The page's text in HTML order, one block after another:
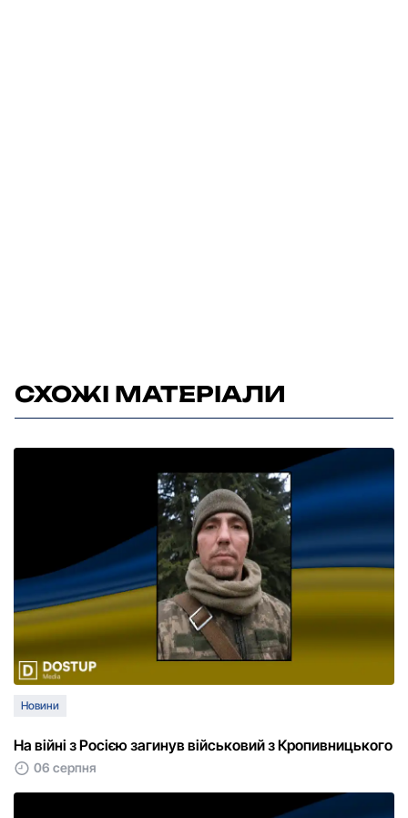
СХОЖІ МАТЕРІАЛИ
Новини
На війні з Росією загинув військовий з Кропивницького
06 серпня